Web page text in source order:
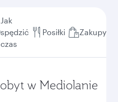
Jak
spędzić
czas
Posiłki Zakupy
w Mediolanie